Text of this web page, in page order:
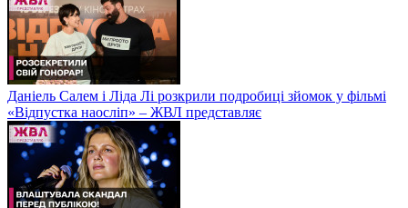
Даніель Салем і Ліда Лі розкрили подробиці зйомок у фільмі
«Відпустка наосліп» – ЖВЛ представляє